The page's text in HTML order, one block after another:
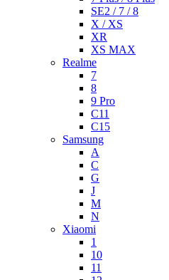
SE2 / 7 / 8
X / XS
XR
XS MAX
Realme
7
8
9 Pro
C11
C15
Samsung
A
C
G
J
M
N
Xiaomi
1
10
11